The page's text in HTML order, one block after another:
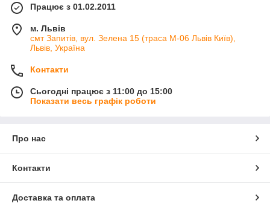
Працює з 01.02.2011
м. Львів
смт Запитів, вул. Зелена 15 (траса М-06 Львів Київ),
Львів, Україна
Контакти
Сьогодні працює з 11:00 до 15:00
Показати весь графік роботи
Про нас
Контакти
Доставка та оплата